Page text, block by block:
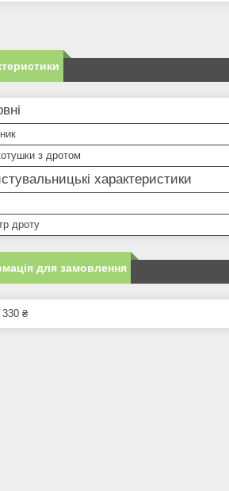
з дротом
характеристики
дроту
для замовлення
330 ₴